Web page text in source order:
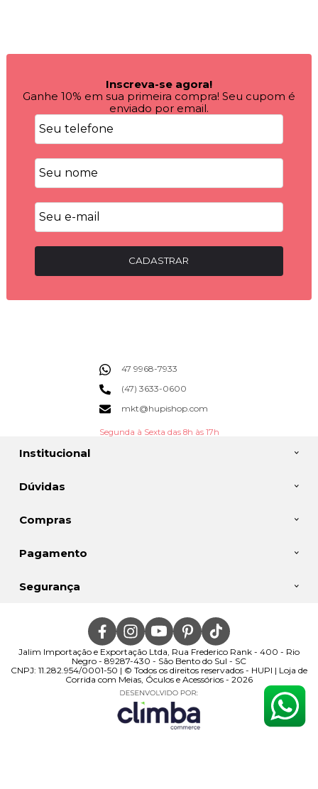
Inscreva-se agora!
Ganhe 10% em sua primeira compra! Seu cupom é
enviado por email.
CADASTRAR
Institucional
Dúvidas
Compras
47 9968-7933
(47) 3633-0600
mkt@hupishop.com
Segunda à Sexta das 8h às 17h
Pagamento
Segurança
Jalim Importação e Exportação Ltda, Rua Frederico Rank - 400 - Rio
Negro - 89287-430 - São Bento do Sul - SC
CNPJ: 11.282.954/0001-50 | © Todos os direitos reservados - HUPI | Loja de
Corrida com Meias, Óculos e Acessórios - 2026